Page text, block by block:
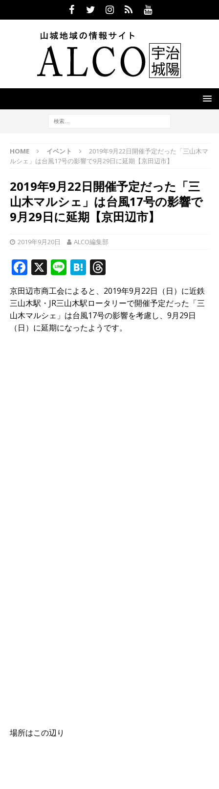
HOME イベント
2019年9月22日開催予定だった「三山木マ
ルシェ」は台風17号の影響で9月29日に延期【京田辺市】
2019年9月22日開催予定だった「三
山木マルシェ」は台風17号の影響で
9月29日に延期【京田辺市】
2019年9月20日 ALCO編集部
F
a
c
e
b
X Li
n
e
H
at
e
n
a
h
r
e
a
京田辺市商工会によると、2019年9月22日（日）に近鉄
三山木駅・JR三山木駅ロータリーで開催予定だった「三
山木マルシェ」は台風17号の影響を考慮し、9月29日
（日）に延期になったようです。
場所はこの辺り